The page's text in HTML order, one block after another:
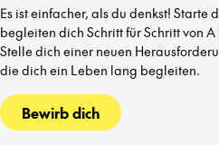
Es ist einfacher, als du denkst! Starte
begleiten dich Schritt für Schritt von
Stelle dich einer neuen
die dich ein Leben lang begleiten.
Bewirb dich